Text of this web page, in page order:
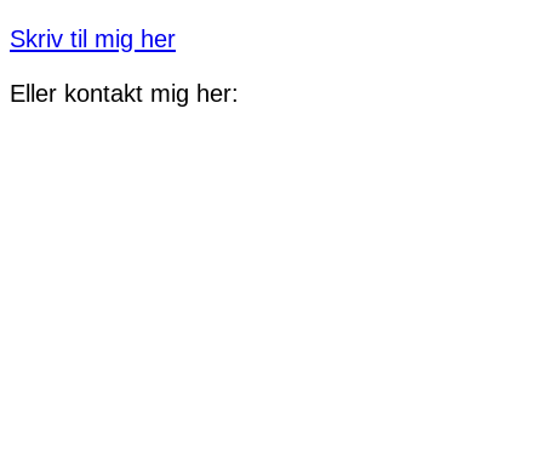
Skriv til mig her
Eller kontakt mig her: